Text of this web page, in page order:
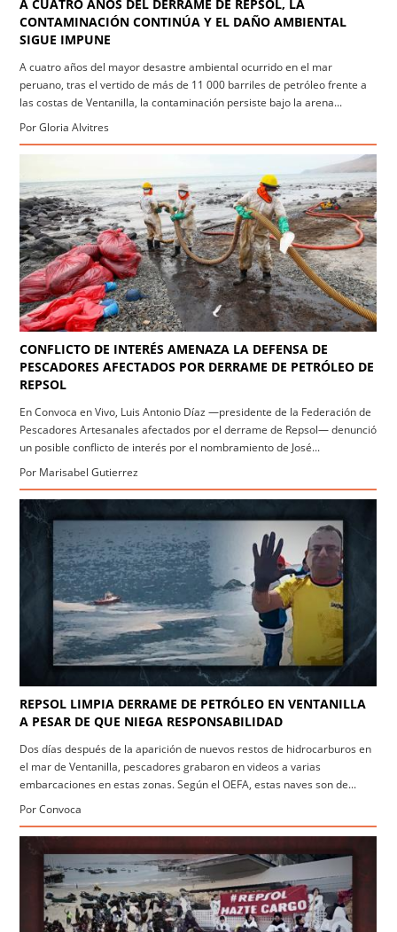
A CUATRO AÑOS DEL DERRAME DE REPSOL, LA
CONTAMINACIÓN CONTINÚA Y EL DAÑO AMBIENTAL
SIGUE IMPUNE
A cuatro años del mayor desastre ambiental ocurrido en el mar
peruano, tras el vertido de más de 11 000 barriles de petróleo frente a
las costas de Ventanilla, la contaminación persiste bajo la arena...
Por Gloria Alvitres
CONFLICTO DE INTERÉS AMENAZA LA DEFENSA DE
PESCADORES AFECTADOS POR DERRAME DE PETRÓLEO DE
REPSOL
En Convoca en Vivo, Luis Antonio Díaz —presidente de la Federación de
Pescadores Artesanales afectados por el derrame de Repsol— denunció
un posible conflicto de interés por el nombramiento de José...
Por Marisabel Gutierrez
REPSOL LIMPIA DERRAME DE PETRÓLEO EN VENTANILLA
A PESAR DE QUE NIEGA RESPONSABILIDAD
Dos días después de la aparición de nuevos restos de hidrocarburos en
el mar de Ventanilla, pescadores grabaron en videos a varias
embarcaciones en estas zonas. Según el OEFA, estas naves son de...
Por Convoca